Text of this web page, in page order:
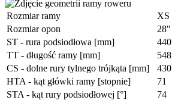
Rozmiar ramy XS
Rozmiar opon
28"
ST - rura podsiodłowa [mm]
440
TT - długość ramy [mm]
548
CS - dolne rury tylnego trójkąta [mm]
430
HTA - kąt główki ramy [stopnie]
71
STA - kąt rury podsiodłowej [°]
74